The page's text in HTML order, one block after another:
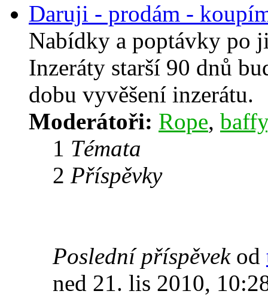
Daruji - prodám -
Nabídky a poptávky po
Inzeráty starší 90 dnů
dobu vyvěšení inzerátu.
Moderátoři: Rope, baffy
1 Témata
2 Příspěvky
Poslední příspěvekod
ned 21. lis 2010,